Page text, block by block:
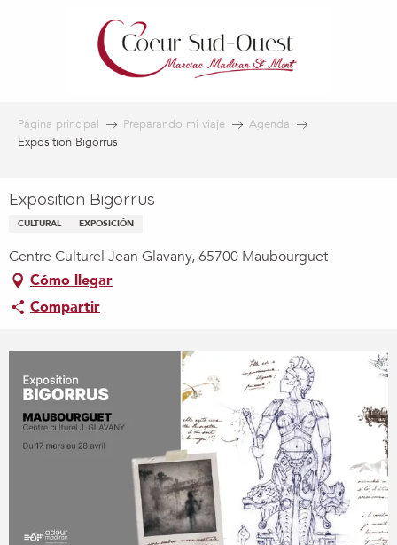
Página principal Preparando mi viaje
Agenda
Exposition Bigorrus
Exposition Bigorrus
CULTURAL EXPOSICIÓN
Centre Culturel Jean Glavany, 65700 Maubourguet
Cómo llegar
Compartir